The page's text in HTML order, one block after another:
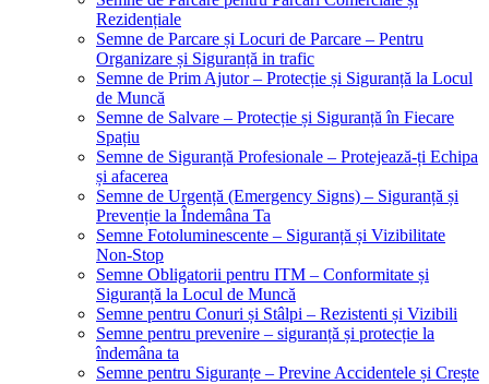
Rezidențiale
Semne de Parcare și Locuri de Parcare – Pentru
Organizare și Siguranță in trafic
Semne de Prim Ajutor – Protecție și Siguranță la Locul
de Muncă
Semne de Salvare – Protecție și Siguranță în Fiecare
Spațiu
Semne de Siguranță Profesionale – Protejează-ți Echipa
și afacerea
Semne de Urgență (Emergency Signs) – Siguranță și
Prevenție la Îndemâna Ta
Semne Fotoluminescente – Siguranță și Vizibilitate
Non-Stop
Semne Obligatorii pentru ITM – Conformitate și
Siguranță la Locul de Muncă
Semne pentru Conuri și Stâlpi – Rezistenti și Vizibili
Semne pentru prevenire – siguranță și protecție la
îndemâna ta
Semne pentru Siguranțe – Previne Accidentele și Crește